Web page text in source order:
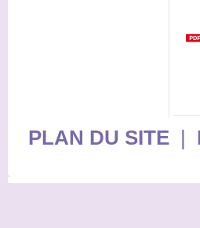
PLAN DU SITE|